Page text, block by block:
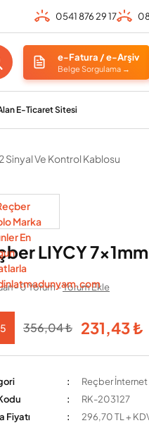
0541 876 29 17
e-Fatura / e-Arşiv
Belge Sorgulama →
E-Ticaret Sitesi
Sinyal Ve Kontrol Kablosu
LIYCY
- 0 Yorum -Yorum Ekle
356,04 ₺ 231,43 ₺
Reçber İnternet
RK-203127
Fiyatı
296,70 TL +